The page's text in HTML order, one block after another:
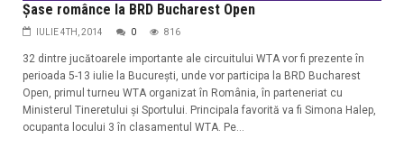
Şase românce la BRD Bucharest Open
IULIE 4TH, 2014 0 816
32 dintre jucătoarele importante ale circuitului WTA vor fi prezente în
perioada 5-13 iulie la Bucureşti, unde vor participa la BRD Bucharest
Open, primul turneu WTA organizat în România, în parteneriat cu
Ministerul Tineretului şi Sportului. Principala favorită va fi Simona Halep,
ocupanta locului 3 în clasamentul WTA. Pe...